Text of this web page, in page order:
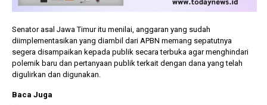
Senator asal Jawa Timur itu menilai, anggaran yang sudah
diimplementasikan yang diambil dari APBN memang sepatutnya
segera disampaikan kepada publik secara terbuka agar menghindari
polemik baru dan pertanyaan publik terkait dengan dana yang telah
digulirkan dan digunakan.
Baca Juga